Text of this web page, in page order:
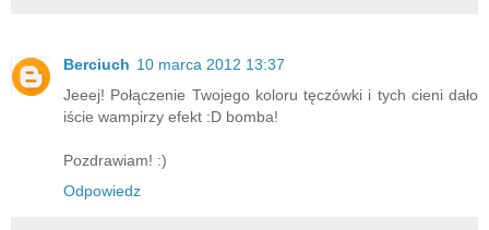
Berciuch 10 marca 2012 13:37
Jeeej! Połączenie Twojego koloru tęczówki i tych cieni dało
iście wampirzy efekt :D bomba!
Pozdrawiam! :)
Odpowiedz